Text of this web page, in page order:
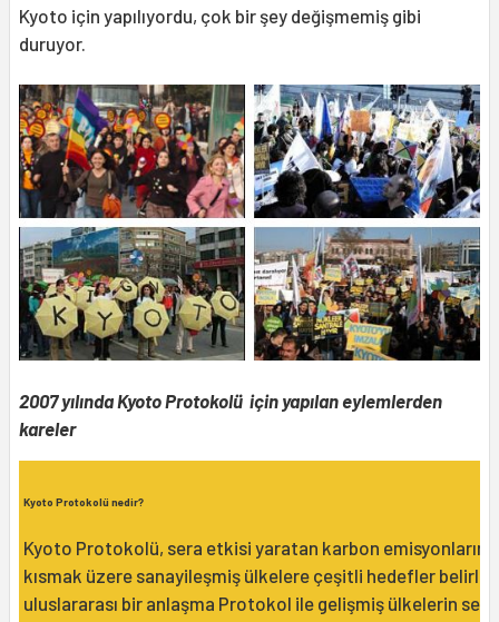
Kyoto için yapılıyordu, çok bir şey değişmemiş gibi
duruyor.
2007 yılında Kyoto Protokolü için yapılan eylemlerden
kareler
Kyoto Protokolü nedir?
Kyoto Protokolü, sera etkisi yaratan karbon emisyonlarını
kısmak üzere sanayileşmiş ülkelere çeşitli hedefler
uluslararası bir anlaşma Protokol ile gelişmiş ülkelerin sera